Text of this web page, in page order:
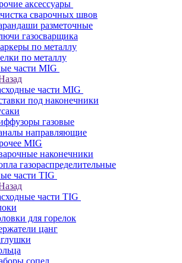
аксессуары
сварочных швов
разметочные
газосварщика
по металлу
по металлу
части MIG
части MIG
под наконечники
газовые
направляющие
MIG
наконечники
газораспределительные
части TIG
части TIG
для горелок
цанг
сопел